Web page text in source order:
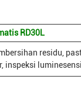
RD30L
residu,
inspeksi luminesensi